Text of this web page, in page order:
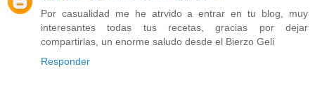
Por casualidad me he atrvido a entrar en tu blog, muy
interesantes todas tus recetas, gracias por dejar
compartirlas, un enorme saludo desde el Bierzo Geli
Responder